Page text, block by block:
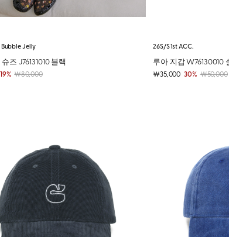
Bubble Jelly
즈 J76131010 블랙
19% ￦80,000
26S/S 1st ACC.
루아 지갑 W76130010
￦35,000 30% ￦50,000